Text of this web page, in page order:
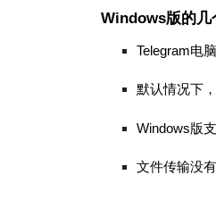
Windows版的几
Telegram电
默认情况下
Windows版
文件传输没